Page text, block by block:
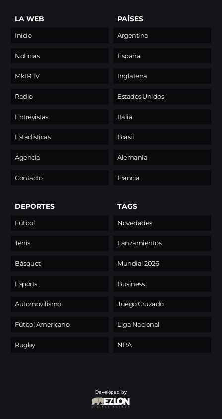
LA WEB
Inicio
Noticias
MktR TV
Radio
Entrevistas
Estadísticas
Agencia
Contacto
PAÍSES
Argentina
España
Inglaterra
Estados Unidos
Italia
Brasil
Alemania
Francia
DEPORTES
Fútbol
Tenis
Básquet
Esports
Automovilismo
Fútbol Americano
Rugby
TAGS
Novedades
Lanzamientos
Mundial 2026
Business
Juego Cruzado
Liga Nacional
NBA
Developed by